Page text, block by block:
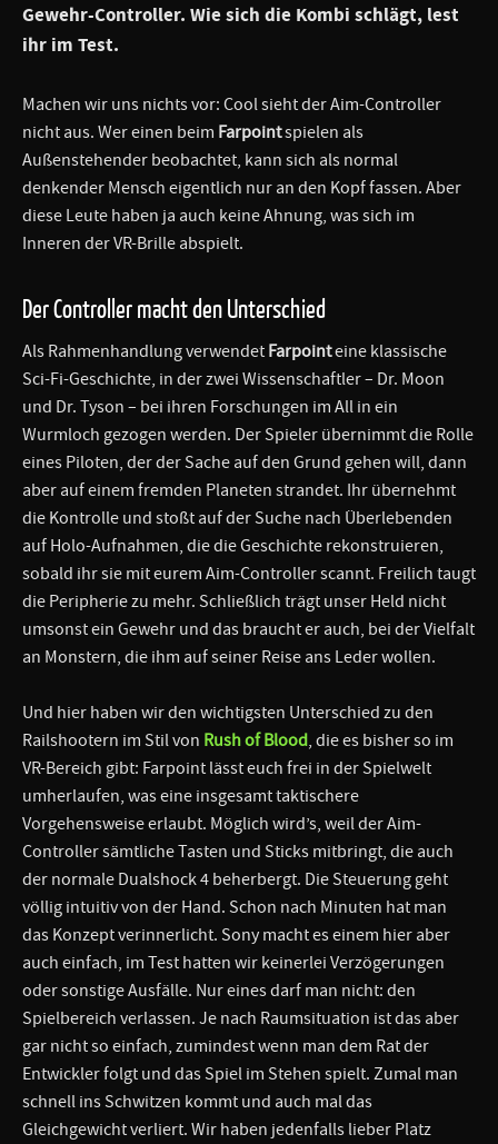
Gewehr-Controller. Wie sich die Kombi schlägt, lest
ihr im Test.
Machen wir uns nichts vor: Cool sieht der Aim-Controller
nicht aus. Wer einen beim Farpointspielen als
Außenstehender beobachtet, kann sich als normal
denkender Mensch eigentlich nur an den Kopf fassen. Aber
diese Leute haben ja auch keine Ahnung, was sich im
Inneren der VR-Brille abspielt.
Der Controller macht den Unterschied
Als Rahmenhandlung verwendet Farpointeine klassische
Sci-Fi-Geschichte, in der zwei Wissenschaftler – Dr. Moon
und Dr. Tyson – bei ihren Forschungen im All in ein
Wurmloch gezogen werden. Der Spieler übernimmt die Rolle
eines Piloten, der der Sache auf den Grund gehen will, dann
aber auf einem fremden Planeten strandet. Ihr übernehmt
die Kontrolle und stoßt auf der Suche nach Überlebenden
auf Holo-Aufnahmen, die die Geschichte rekonstruieren,
sobald ihr sie mit eurem Aim-Controller scannt. Freilich taugt
die Peripherie zu mehr. Schließlich trägt unser Held nicht
umsonst ein Gewehr und das braucht er auch, bei der Vielfalt
an Monstern, die ihm auf seiner Reise ans Leder wollen.
Und hier haben wir den wichtigsten Unterschied zu den
Railshootern im Stil von Rush of Blood, die es bisher so im
VR-Bereich gibt: Farpoint lässt euch frei in der Spielwelt
umherlaufen, was eine insgesamt taktischere
Vorgehensweise erlaubt. Möglich wird’s, weil der Aim-
Controller sämtliche Tasten und Sticks mitbringt, die auch
der normale Dualshock 4 beherbergt. Die Steuerung geht
völlig intuitiv von der Hand. Schon nach Minuten hat man
das Konzept verinnerlicht. Sony macht es einem hier aber
auch einfach, im Test hatten wir keinerlei Verzögerungen
oder sonstige Ausfälle. Nur eines darf man nicht: den
Spielbereich verlassen. Je nach Raumsituation ist das aber
gar nicht so einfach, zumindest wenn man dem Rat der
Entwickler folgt und das Spiel im Stehen spielt. Zumal man
schnell ins Schwitzen kommt und auch mal das
Gleichgewicht verliert. Wir haben jedenfalls lieber Platz